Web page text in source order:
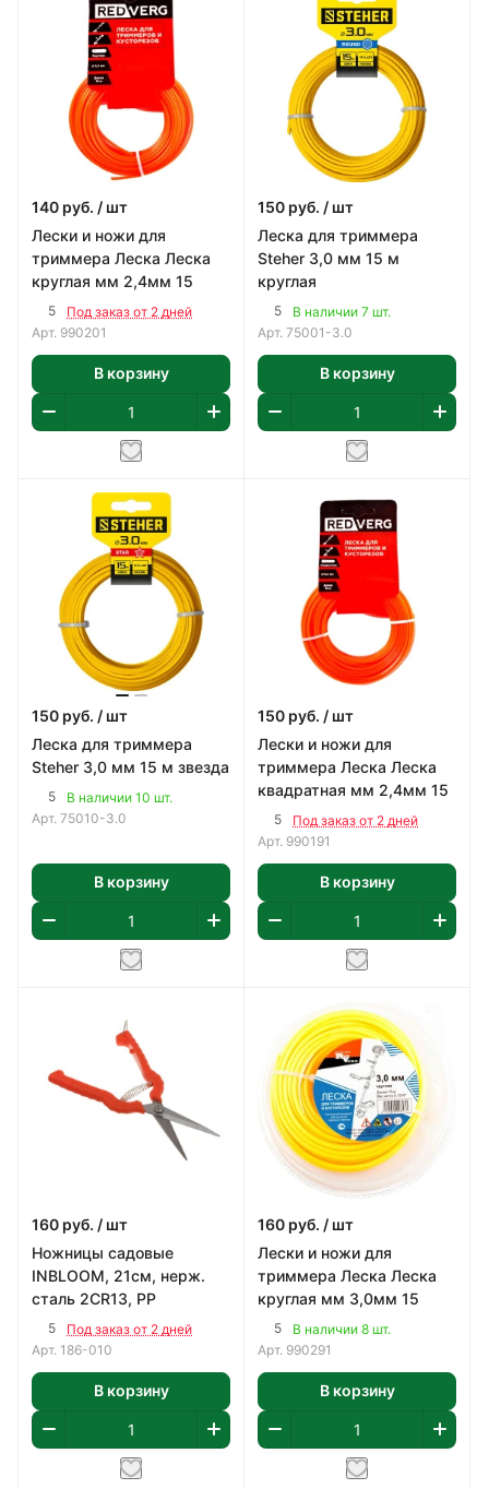
140 руб. / шт
Лески и ножи для
триммера Леска Леска
круглая мм 2,4мм 15
5
Под заказ от 2 дней
Арт. 990201
В корзину
150 руб. / шт
Леска для триммера
Steher 3,0 мм 15 м
круглая
5
В наличии 7 шт.
Арт. 75001-3.0
В корзину
150 руб. / шт
Леска для триммера
Steher 3,0 мм 15 м звезда
5
В наличии 10 шт.
Арт. 75010-3.0
В корзину
150 руб. / шт
Лески и ножи для
триммера Леска Леска
квадратная мм 2,4мм 15
5
Под заказ от 2 дней
Арт. 990191
В корзину
160 руб. / шт
Ножницы садовые
INBLOOM, 21см, нерж.
сталь 2CR13, PP
5
Под заказ от 2 дней
Арт. 186-010
В корзину
160 руб. / шт
Лески и ножи для
триммера Леска Леска
круглая мм 3,0мм 15
5
В наличии 8 шт.
Арт. 990291
В корзину